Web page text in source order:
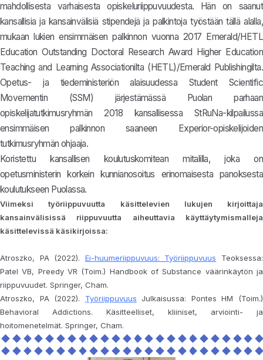
mahdollisesta varhaisesta opiskeluriippuvuudesta. Hän on saanut
kansallisia ja kansainvälisiä stipendejä ja palkintoja työstään tällä alalla,
mukaan lukien ensimmäisen palkinnon vuonna 2017 Emerald/HETL
Education Outstanding Doctoral Research Award Higher Education
Teaching and Learning Associationilta (HETL)/Emerald Publishingilta.
Opetus- ja tiedeministeriön alaisuudessa Student Scientific
Movementin (SSM) järjestämässä Puolan parhaan
opiskelijatutkimusryhmän 2018 kansallisessa StRuNa-kilpailussa
ensimmäisen palkinnon saaneen Experior-opiskelijoiden
tutkimusryhmän ohjaaja.
Koristettu kansallisen koulutuskomitean mitalilla, joka on
opetusministerin korkein kunnianosoitus erinomaisesta panoksesta
koulutukseen Puolassa.
Viimeksi työriippuvuutta käsittelevien lukujen kirjoittaja
kansainvälisissä riippuvuutta aiheuttavia käyttäytymismalleja
käsittelevissä käsikirjoissa:
Atroszko, PA (2022). Ei-huumeriippuvuus: Työriippuvuus Teoksessa:
Patel VB, Preedy VR (Toim.) Handbook of Substance väärinkäytön ja
riippuvuudet. Springer, Cham.
Atroszko, PA (2022). Työriippuvuus Julkaisussa: Pontes HM (Toim.)
Behavioral Addictions. Käsitteelliset, kliiniset, arviointi- ja
hoitomenetelmät. Springer, Cham.